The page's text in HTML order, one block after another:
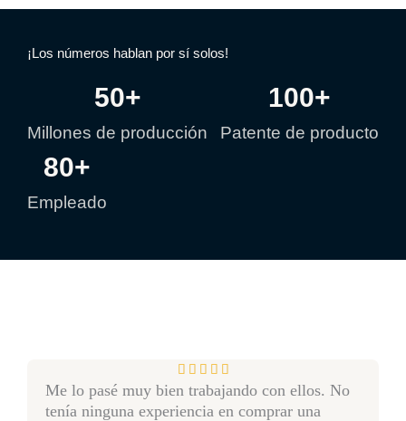
¡Los números hablan por sí solos!
Millones de producción
50+
Patente de producto
100+
Empleado
80+
    О
ц
е
Me lo pasé muy bien trabajando con ellos. No
tenía ninguna experiencia en comprar una